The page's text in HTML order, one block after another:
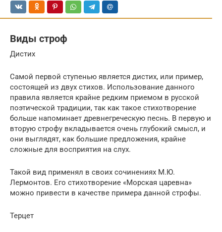
Виды строф
Дистих
Самой первой ступенью является дистих, или пример,
состоящей из двух стихов. Использование данного
правила является крайне редким приемом в русской
поэтической традиции, так как такое стихотворение
больше напоминает древнегреческую песнь. В первую и
вторую строфу вкладывается очень глубокий смысл, и
они выглядят, как большие предложения, крайне
сложные для восприятия на слух.
Такой вид применял в своих сочинениях М.Ю.
Лермонтов. Его стихотворение «Морская царевна»
можно привести в качестве примера данной строфы.
Терцет